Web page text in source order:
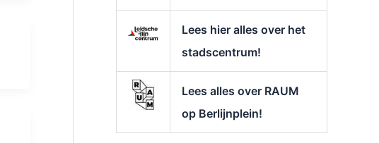
Lees hier alles over het
stadscentrum!
Lees alles over RAUM
op Berlijnplein!